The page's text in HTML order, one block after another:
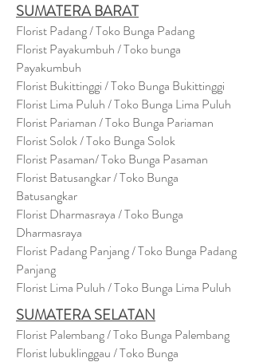
SUMATERA BARAT
Florist Padang / Toko Bunga Padang
Florist Payakumbuh / Toko bunga
Payakumbuh
Florist Bukittinggi / Toko Bunga Bukittinggi
Florist Lima Puluh / Toko Bunga Lima Puluh
Florist Pariaman / Toko Bunga Pariaman
Florist Solok / Toko Bunga Solok
Florist Pasaman/ Toko Bunga Pasaman
Florist Batusangkar / Toko Bunga
Batusangkar
Florist Dharmasraya / Toko Bunga
Dharmasraya
Florist Padang Panjang / Toko Bunga Padang
Panjang
Florist Lima Puluh / Toko Bunga Lima Puluh
SUMATERA SELATAN
Florist Palembang / Toko Bunga Palembang
Florist lubuklinggau / Toko Bunga